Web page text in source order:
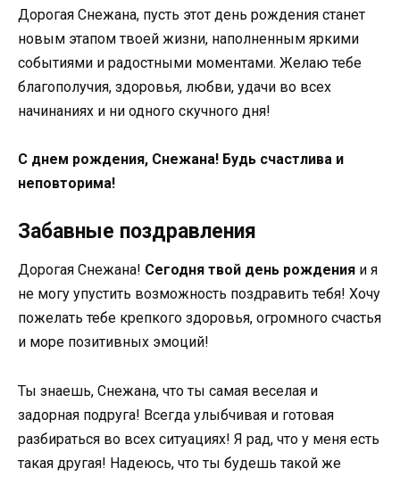
Дорогая Снежана, пусть этот день рождения станет
новым этапом твоей жизни, наполненным яркими
событиями и радостными моментами. Желаю тебе
благополучия, здоровья, любви, удачи во всех
начинаниях и ни одного скучного дня!
С днем рождения, Снежана! Будь счастлива и
неповторима!
Забавные поздравления
Дорогая Снежана! Сегодня твой день рождения и я
не могу упустить возможность поздравить тебя! Хочу
пожелать тебе крепкого здоровья, огромного счастья
и море позитивных эмоций!
Ты знаешь, Снежана, что ты самая веселая и
задорная подруга! Всегда улыбчивая и готовая
разбираться во всех ситуациях! Я рад, что у меня есть
такая другая! Надеюсь, что ты будешь такой же